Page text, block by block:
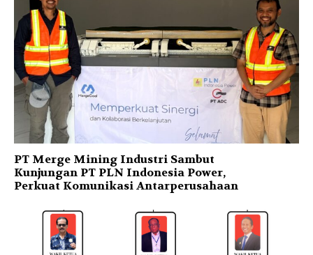
PT Merge Mining Industri Sambut
Kunjungan PT PLN Indonesia Power,
Perkuat Komunikasi Antarperusahaan